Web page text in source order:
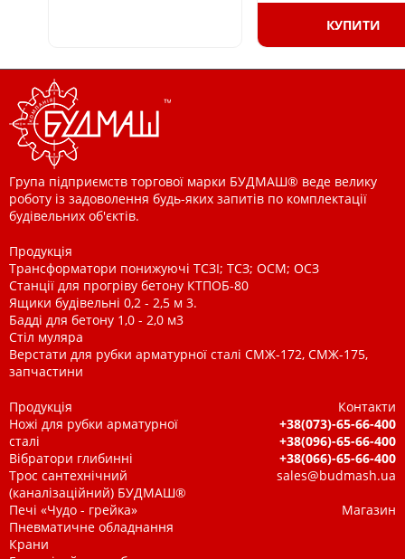
КУПИТИ
Група підприємств торгової марки БУДМАШ® веде велику
роботу із задоволення будь-яких запитів по комплектації
будівельних об'єктів.
Продукція
Трансформатори понижуючі ТСЗІ; ТСЗ; ОСМ; ОСЗ
Станції для прогріву бетону КТПОБ-80
Ящики будівельні 0,2 - 2,5 м 3.
Бадді для бетону 1,0 - 2,0 м3
Стіл муляра
Верстати для рубки арматурної сталі СМЖ-172, СМЖ-175,
запчастини
Продукція
Ножі для рубки арматурної
сталі
Вібратори глибинні
Трос сантехнічний
(каналізаційний) БУДМАШ®
Печі «Чудо - грейка»
Пневматичне обладнання
Крани
Контакти
+38(073)-65-66-400
+38(096)-65-66-400
+38(066)-65-66-400
sales@budmash.ua
Магазин